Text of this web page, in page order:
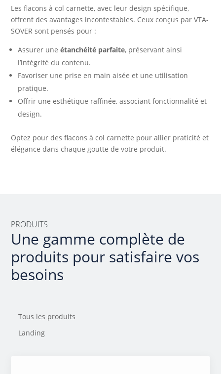
Les flacons à col carnette, avec leur design spécifique,
offrent des avantages incontestables. Ceux conçus par VTA-
SOVER sont pensés pour :
Assurer uneétanchéité parfaite, préservant ainsi
l’intégrité du contenu.
Favoriser une prise en main aisée et une utilisation
pratique.
Offrir une esthétique raffinée, associant fonctionnalité et
design.
Optez pour des flacons à col carnette pour allier praticité et
élégance dans chaque goutte de votre produit.
PRODUITS
Une gamme complète de
produits pour satisfaire vos
besoins
Tous les produits
Landing